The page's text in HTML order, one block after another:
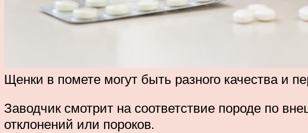
Щенки в помете могут быть разного качества и
Заводчик смотрит на соответствие породе по
отклонений или пороков.